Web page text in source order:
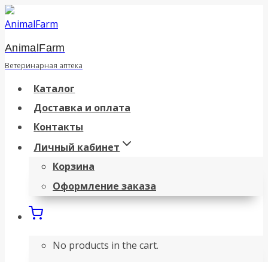
Перейти
к
содержанию
AnimalFarm
Ветеринарная аптека
Каталог
Доставка и оплата
Контакты
Личный кабинет
Корзина
Оформление заказа
No products in the cart.